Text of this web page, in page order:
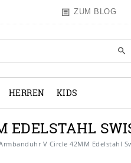
ZUM BLOG
HERREN KIDS
V Circle 42MM Edelstahl